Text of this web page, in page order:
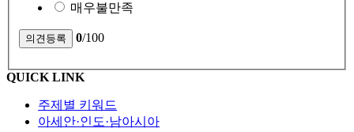
매우불만족
0/100
QUICK LINK
주제별 키워드
아세안·인도·남아시아